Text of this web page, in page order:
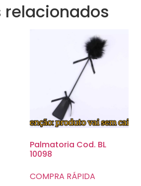
relacionados
Palmatoria Cod. BL
10098
COMPRA RÁPIDA